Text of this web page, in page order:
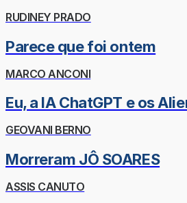
RUDINEY PRADO
Parece que foi ontem
MARCO ANCONI
Eu, a IA ChatGPT e os
GEOVANI BERNO
Morreram JÔ SOARES
ASSIS CANUTO